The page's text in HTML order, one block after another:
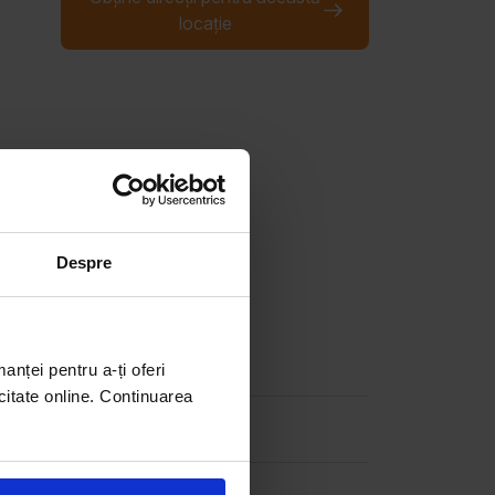
Despre
pentru a-ți oferi
online. Continuarea
locație